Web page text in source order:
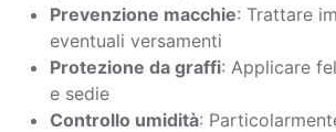
Prevenzione macchie: Trattare
eventuali versamenti
Protezione da graffi: Applicare
e sedie
Controllo umidità: